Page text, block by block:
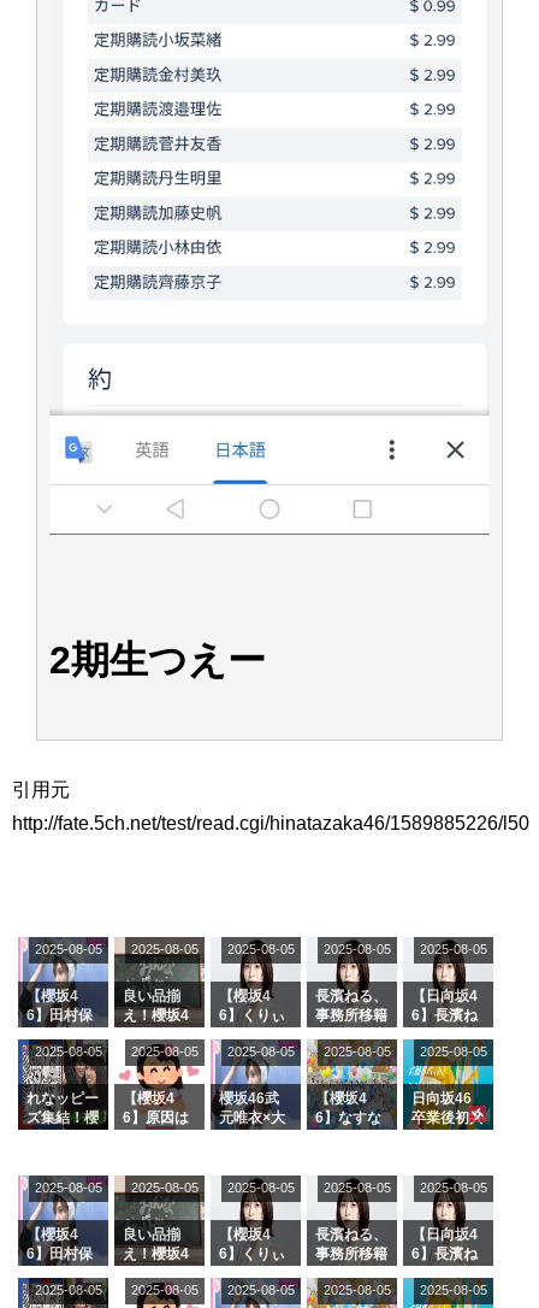
2期生つえー
引用元
http://fate.5ch.net/test/read.cgi/hinatazaka46/1589885226/l50
【櫻坂4
6】田村保
ージを脱い
でいた理由
2025-08-05
良い品揃
え！櫻坂4
グル『Mak
e or Brea
k』オフィ
シャルグッ
ズ絶賛販売
2025-08-05
【櫻坂4
6】くりぃ
の2人を手
玉に取る大
沼晶保【く
りぃむナン
タラ】
2025-08-05
長濱ねる、
事務所移籍
属を発表
2025-08-05
【日向坂4
6】長濱ね
ら移籍しフ
ラーム所属
に。これで
事務所に所
属している
がこちら
2025-08-05
れなッピー
ズ集結！櫻
理子、8/6
「ラヴィッ
ト！」水曜
スタジオ出
演決定
2025-08-05
【櫻坂4
6】原因は
uddiesを
ざわつかせ
る...
2025-08-05
櫻坂46武
元唯衣×大
カップお姉
さんに恐怖
【くりぃむ
ナンタラ】
2025-08-05
【櫻坂4
6】なすな
2曲目っ
て...【ラヴ
ィット 東
京ドーム公
演】
2025-08-05
日向坂46
卒業後初共
師匠オード
リー若林さ
んと再会し
た結果･･･
【激レアさ
きた。】
2025-08-05
【櫻坂4
6】田村保
ージを脱い
2025-08-05
良い品揃
え！櫻坂4
グル『Mak
2025-08-05
【櫻坂4
6】くりぃ
の2人を手
2025-08-05
長濱ねる、
事務所移籍
属を発表
2025-08-05
【日向坂4
6】長濱ね
ら移籍しフ
2025-08-05
2025-08-05 2025-08-05 2025-08-05 2025-08-05 2025-08-05